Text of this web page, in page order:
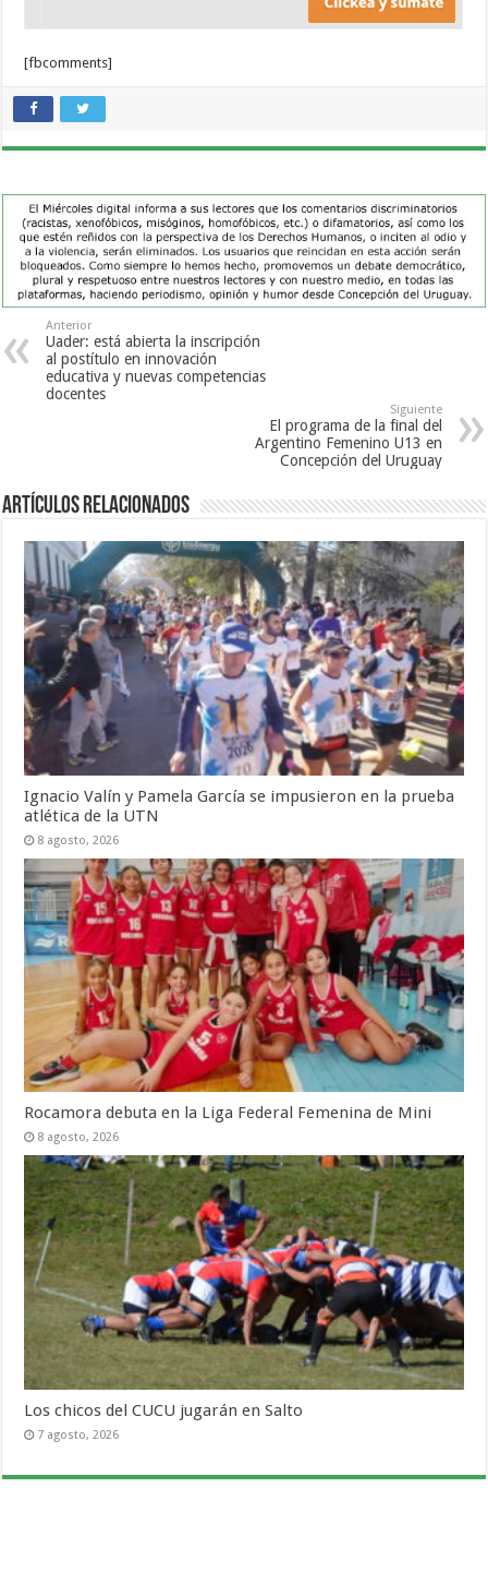
[fbcomments]
Anterior
Uader: está abierta la inscripción
al postítulo en innovación
educativa y nuevas competencias
docentes
Siguiente
El programa de la final del
Argentino Femenino U13 en
Concepción del Uruguay
Artículos Relacionados
Ignacio Valín y Pamela García se impusieron en la prueba
atlética de la UTN
8 agosto, 2026
Rocamora debuta en la Liga Federal Femenina de Mini
8 agosto, 2026
Los chicos del CUCU jugarán en Salto
7 agosto, 2026